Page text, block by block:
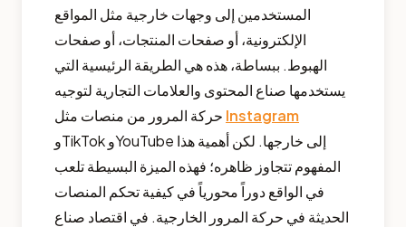
المستخدمين إلى وجهات خارجية مثل المواقع
الإلكترونية، أو صفحات المنتجات، أو صفحات
الهبوط. ببساطة، هذه هي الطريقة الرئيسية التي
يستخدمها صناع المحتوى والعلامات التجارية لتوجيه
Instagram
وTikTok وYouTube إلى خارجها. لكن أهمية هذا
المفهوم تتجاوز ظاهره؛ فهذه الميزة البسيطة تلعب
في الواقع دوراً محورياً في كيفية تحكم المنصات
الحديثة في حركة المرور الخارجية. في اقتصاد صناع